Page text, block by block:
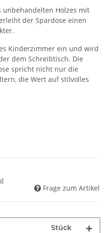
unbehandelten Holzes mit
der Spardose einen
Kinderzimmer ein und wird
dem Schreibtisch. Die
spricht nicht nur die
die Wert auf stilvolles
Frage zum Artikel
Stück